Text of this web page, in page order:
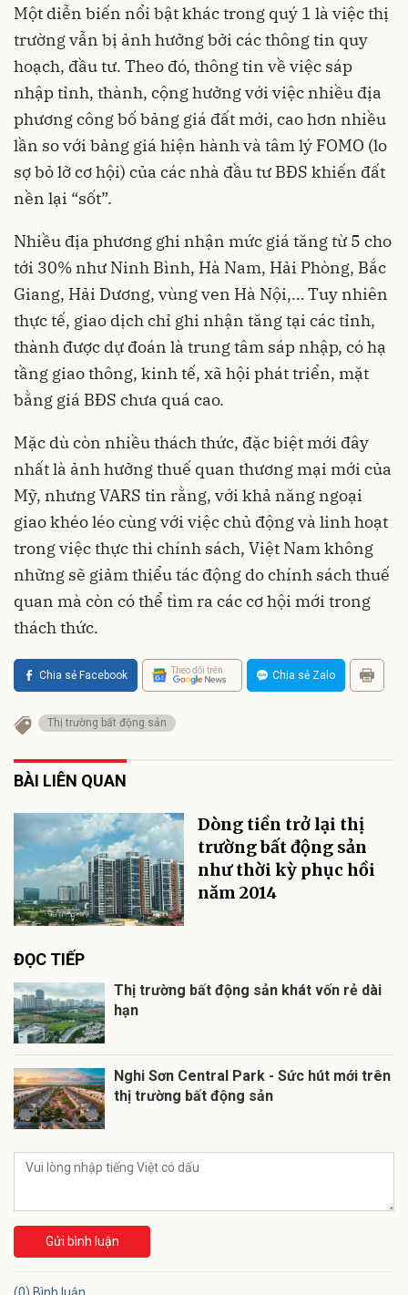
Một diễn biến nổi bật khác trong quý 1 là việc thị
trường vẫn bị ảnh hưởng bởi các thông tin quy
hoạch, đầu tư. Theo đó, thông tin về việc sáp
nhập tỉnh, thành, cộng hưởng với việc nhiều địa
phương công bố bảng giá đất mới, cao hơn nhiều
lần so với bảng giá hiện hành và tâm lý FOMO (lo
sợ bỏ lỡ cơ hội) của các nhà đầu tư BĐS khiến đất
nền lại “sốt”.
Nhiều địa phương ghi nhận mức giá tăng từ 5 cho
tới 30% như Ninh Bình, Hà Nam, Hải Phòng, Bắc
Giang, Hải Dương, vùng ven Hà Nội,… Tuy nhiên
thực tế, giao dịch chỉ ghi nhận tăng tại các tỉnh,
thành được dự đoán là trung tâm sáp nhập, có hạ
tầng giao thông, kinh tế, xã hội phát triển, mặt
bằng giá BĐS chưa quá cao.
Mặc dù còn nhiều thách thức, đặc biệt mới đây
nhất là ảnh hưởng thuế quan thương mại mới của
Mỹ, nhưng VARS tin rằng, với khả năng ngoại
giao khéo léo cùng với việc chủ động và linh hoạt
trong việc thực thi chính sách, Việt Nam không
những sẽ giảm thiểu tác động do chính sách thuế
quan mà còn có thể tìm ra các cơ hội mới trong
thách thức.
Chia sẻ Facebook Theo dõi trên Chia sẻ Zalo
Thị trường bất động sản
BÀI LIÊN QUAN
Dòng tiền trở lại thị
trường bất động sản
như thời kỳ phục hồi
năm 2014
ĐỌC TIẾP
Thị trường bất động sản khát vốn rẻ dài
hạn
Nghi Sơn Central Park - Sức hút mới trên
thị trường bất động sản
Gửi bình luận